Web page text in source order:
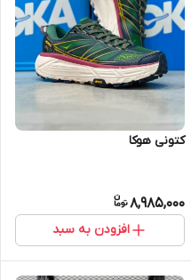
کتونی هوکا
8,985,000
افزودن به سبد